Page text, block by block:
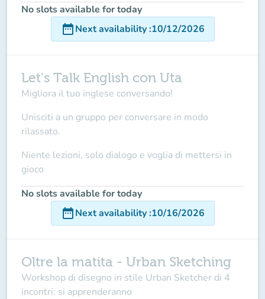
No slots available for today
date_rangeNext availability:10/12/2026
Let's Talk English con Uta
Migliora il tuo inglese conversando!
Unisciti a un gruppo per conversare in modo
rilassato.
Niente lezioni, solo dialogo e voglia di mettersi in
gioco
No slots available for today
date_rangeNext availability:10/16/2026
Oltre la matita - Urban Sketching
Workshop di disegno in stile Urban Sketcher di 4
incontri: si apprenderanno